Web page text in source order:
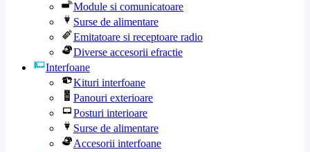
Module si comunicatoare
Surse de alimentare
Emitatoare si receptoare radio
Diverse accesorii efractie
Interfoane
Kituri interfoane
Panouri exterioare
Posturi interioare
Surse de alimentare
Accesorii interfoane